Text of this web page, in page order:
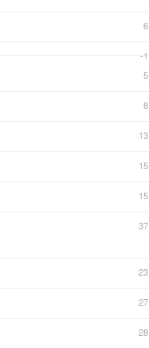
6
-1
5
8
13
15
15
37
23
27
28